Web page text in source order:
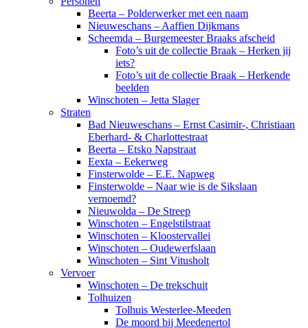
Beerta – Polderwerker met een naam
Nieuweschans – Aaffien Dijkmans
Scheemda – Burgemeester Braaks afscheid
Foto’s uit de collectie Braak – Herken jij
iets?
Foto’s uit de collectie Braak – Herkende
beelden
Winschoten – Jetta Slager
Straten
Bad Nieuweschans – Ernst Casimir-, Christiaan
Eberhard- & Charlottestraat
Beerta – Etsko Napstraat
Eexta – Eekerweg
Finsterwolde – E.E. Napweg
Finsterwolde – Naar wie is de Sikslaan
vernoemd?
Nieuwolda – De Streep
Winschoten – Engelstilstraat
Winschoten – Kloostervallei
Winschoten – Oudewerfslaan
Winschoten – Sint Vitusholt
Vervoer
Winschoten – De trekschuit
Tolhuizen
Tolhuis Westerlee-Meeden
De moord bij Meedenertol